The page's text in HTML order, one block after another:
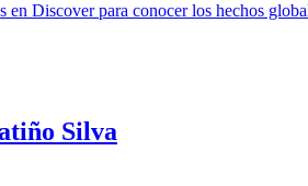
en Discover para conocer los hechos
Silva